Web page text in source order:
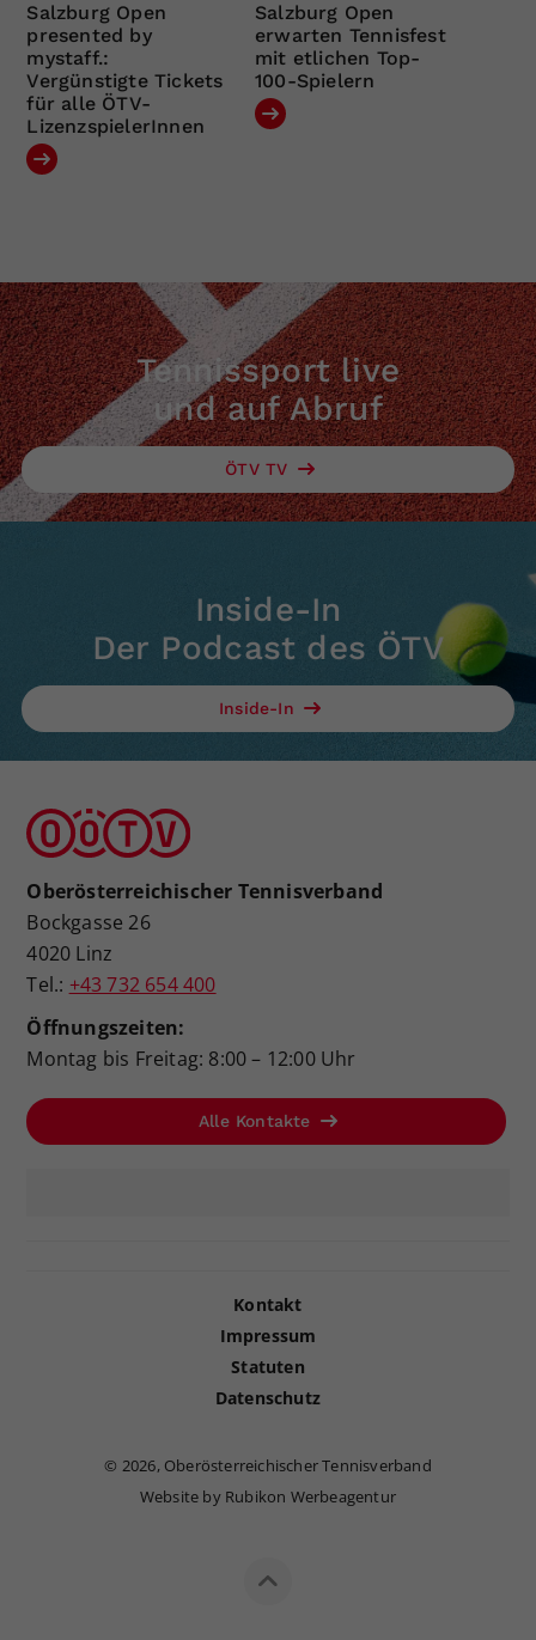
Salzburg Open
presented by
mystaff.:
Vergünstigte Tickets
für alle ÖTV-
LizenzspielerInnen
Salzburg Open
erwarten Tennisfest
mit etlichen Top-
100-Spielern
Tennissport live
und auf Abruf
ÖTV TV
Inside-In
Der Podcast des ÖTV
Inside-In
Oberösterreichischer Tennisverband
Bockgasse 26
4020 Linz
Tel.: +43 732 654 400
Öffnungszeiten:
Montag bis Freitag: 8:00 – 12:00 Uhr
Alle Kontakte
Kontakt
Impressum
Statuten
Datenschutz
© 2026, Oberösterreichischer Tennisverband
Website by Rubikon Werbeagentur